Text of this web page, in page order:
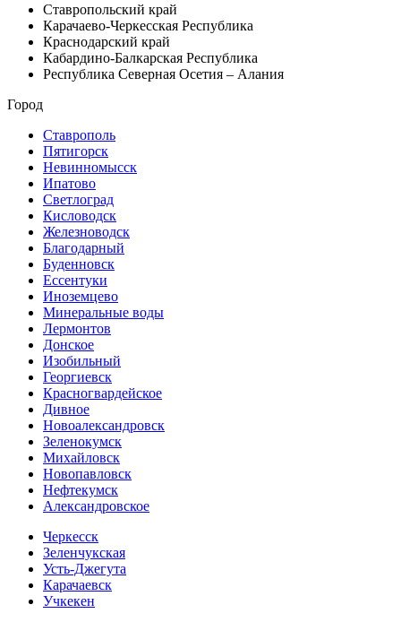
Ставропольский край
Карачаево-Черкесская Республика
Краснодарский край
Кабардино-Балкарская Республика
Республика Северная Осетия – Алания
Город
Ставрополь
Пятигорск
Невинномысск
Ипатово
Светлоград
Кисловодск
Железноводск
Благодарный
Буденновск
Ессентуки
Иноземцево
Минеральные воды
Лермонтов
Донское
Изобильный
Георгиевск
Красногвардейское
Дивное
Новоалександровск
Зеленокумск
Михайловск
Новопавловск
Нефтекумск
Александровское
Черкесск
Зеленчукская
Усть-Джегута
Карачаевск
Учкекен